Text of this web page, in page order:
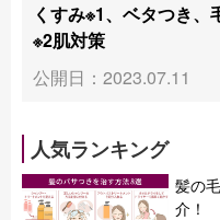
くすみ※1、ベタつき
※2肌対策
公開日：2023.07.11
人気ランキング
髪の
介！